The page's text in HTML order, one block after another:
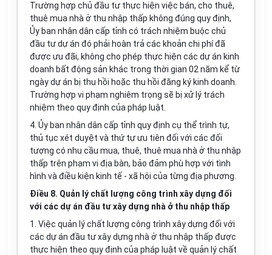
Trường hợp chủ đầu tư thực hiện việc bán, cho thuê,
thuê mua nhà ở thu nhập thấp không đúng quy định,
Ủy ban nhân dân cấp tỉnh có trách nhiệm buộc chủ
đầu tư dự án đó phải hoàn trả các khoản chi phí đã
được ưu đãi, không cho phép thực hiện các dự án kinh
doanh bất động sản khác trong thời gian 02 năm kể từ
ngày dự án bị thu hồi hoặc thu hồi đăng ký kinh doanh.
Trường hợp vi phạm nghiêm trọng sẽ bị xử lý trách
nhiệm theo quy định của pháp luật.
4. Ủy ban nhân dân cấp tỉnh quy định cụ thể trình tự,
thủ tục xét duyệt và thứ tự ưu tiên đối với các đối
tượng có nhu cầu mua, thuê, thuê mua nhà ở thu nhập
thấp trên phạm vi địa bàn, bảo đảm phù hợp với tình
hình và điều kiện kinh tế - xã hội của từng địa phương.
Điều 8. Quản lý chất lượng công trình xây dựng đối
với các dự án đầu tư xây dựng nhà ở thu nhập thấp
1. Việc quản lý chất lượng công trình xây dựng đối với
các dự án đầu tư xây dựng nhà ở thu nhập thấp được
thực hiện theo quy định của pháp luật về quản lý chất